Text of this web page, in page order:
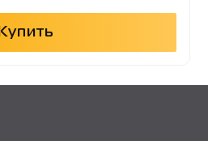
Купить